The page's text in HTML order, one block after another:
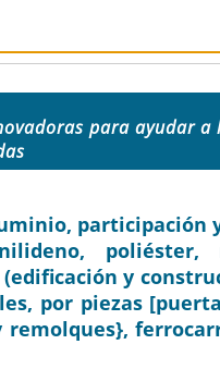
para ayudar a
participación
poliéster,
y
por piezas